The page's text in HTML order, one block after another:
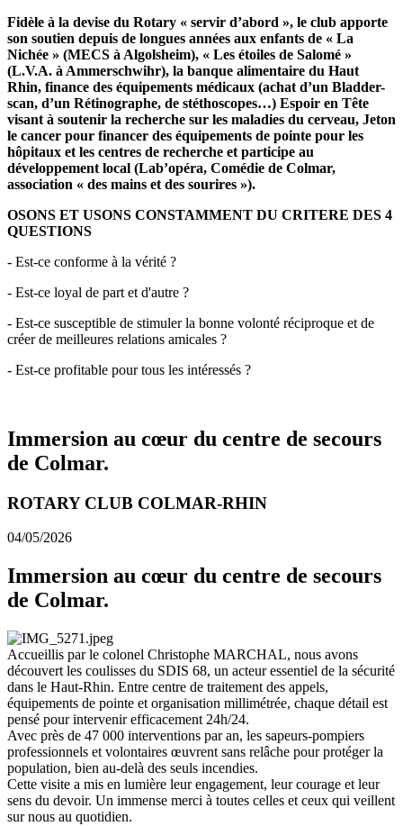
Fidèle à la devise du Rotary « servir d’abord », le club apporte
son soutien depuis de longues années aux enfants de « La
Nichée » (MECS à Algolsheim), « Les étoiles de Salomé »
(L.V.A. à Ammerschwihr), la banque alimentaire du Haut
Rhin, finance des équipements médicaux (achat d’un Bladder-
scan, d’un Rétinographe, de stéthoscopes…) Espoir en Tête
visant à soutenir la recherche sur les maladies du cerveau, Jeton
le cancer pour financer des équipements de pointe pour les
hôpitaux et les centres de recherche et participe au
développement local (Lab’opéra, Comédie de Colmar,
association « des mains et des sourires »).
OSONS ET USONS CONSTAMMENT DU CRITERE DES 4
QUESTIONS
- Est-ce conforme à la vérité ?
- Est-ce loyal de part et d'autre ?
- Est-ce susceptible de stimuler la bonne volonté réciproque et de
créer de meilleures relations amicales ?
- Est-ce profitable pour tous les intéressés ?
Immersion au cœur du centre de secours
de Colmar.
ROTARY CLUB COLMAR-RHIN
04/05/2026
Immersion au cœur du centre de secours
de Colmar.
Accueillis par le colonel Christophe MARCHAL, nous avons
découvert les coulisses du SDIS 68, un acteur essentiel de la sécurité
dans le Haut-Rhin. Entre centre de traitement des appels,
équipements de pointe et organisation millimétrée, chaque détail est
pensé pour intervenir efficacement 24h/24.
Avec près de 47 000 interventions par an, les sapeurs-pompiers
professionnels et volontaires œuvrent sans relâche pour protéger la
population, bien au-delà des seuls incendies.
Cette visite a mis en lumière leur engagement, leur courage et leur
sens du devoir. Un immense merci à toutes celles et ceux qui veillent
sur nous au quotidien.